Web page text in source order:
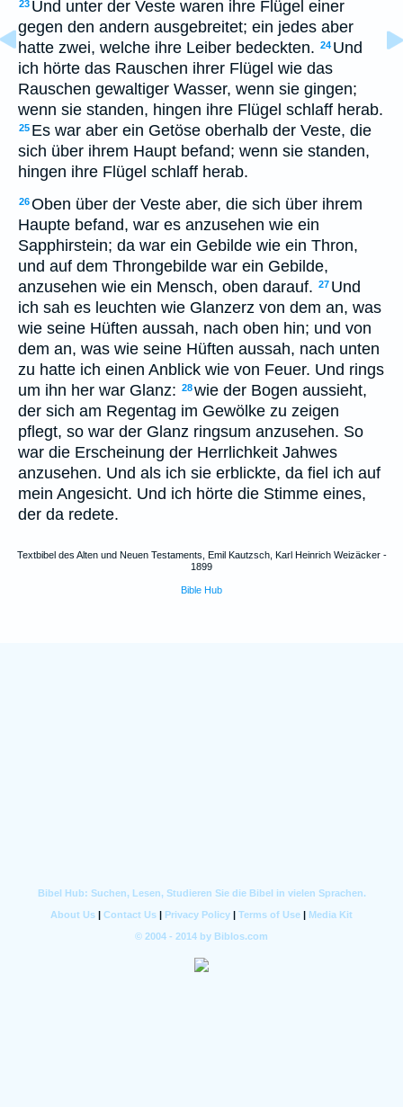
23 Und unter der Veste waren ihre Flügel einer
gegen den andern ausgebreitet; ein jedes aber
hatte zwei, welche ihre Leiber bedeckten. 24 Und
ich hörte das Rauschen ihrer Flügel wie das
Rauschen gewaltiger Wasser, wenn sie gingen;
wenn sie standen, hingen ihre Flügel schlaff herab.
25 Es war aber ein Getöse oberhalb der Veste, die
sich über ihrem Haupt befand; wenn sie standen,
hingen ihre Flügel schlaff herab.
26Oben über der Veste aber, die sich über ihrem
Haupte befand, war es anzusehen wie ein
Sapphirstein; da war ein Gebilde wie ein Thron,
und auf dem Throngebilde war ein Gebilde,
anzusehen wie ein Mensch, oben darauf. 27 Und
ich sah es leuchten wie Glanzerz von dem an, was
wie seine Hüften aussah, nach oben hin; und von
dem an, was wie seine Hüften aussah, nach unten
zu hatte ich einen Anblick wie von Feuer. Und rings
um ihn her war Glanz: 28wie der Bogen aussieht,
der sich am Regentag im Gewölke zu zeigen
pflegt, so war der Glanz ringsum anzusehen. So
war die Erscheinung der Herrlichkeit Jahwes
anzusehen. Und als ich sie erblickte, da fiel ich auf
mein Angesicht. Und ich hörte die Stimme eines,
der da redete.
Textbibel des Alten und Neuen Testaments, Emil Kautzsch, Karl Heinrich Weizäcker -
1899
Bible Hub